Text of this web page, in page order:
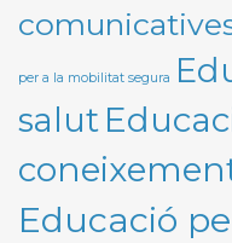
per a la mobilitat segura
salut
Educació